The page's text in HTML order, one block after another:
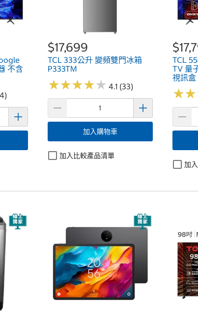
不含
$17,699
TCL 333公升 變頻雙門冰箱
P333TM
★★★★★
★★★★★ 4.1 (33)
加入購物車
加入比較產品清單
TCL
TV 量
視訊盒
★★
★★
加